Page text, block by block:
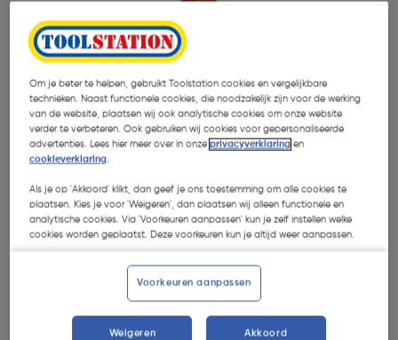
€ 5,99| Excl. btw € 4,95
Om je beter te helpen, gebruikt Toolstation cookies en vergelijkbare
technieken. Naast functionele cookies, die noodzakelijk zijn voor de werking
van de website, plaatsen wij ook analytische cookies om onze website
verder te verbeteren. Ook gebruiken wij cookies voor gepersonaliseerde
advertenties. Lees hier meer over in onzeprivacyverklaring en
cookieverklaring.
Als je op 'Akkoord' klikt, dan geef je ons toestemming om alle cookies te
plaatsen. Kies je voor 'Weigeren', dan plaatsen wij alleen functionele en
analytische cookies. Via 'Voorkeuren aanpassen' kun je zelf instellen welke
cookies worden geplaatst. Deze voorkeuren kun je altijd weer aanpassen.
Voorkeuren aanpassen
Weigeren Akkoord